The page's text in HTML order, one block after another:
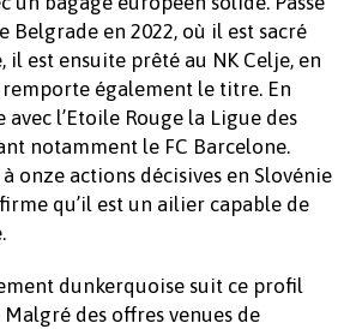
Belgrade en 2022, où il est sacré
il est ensuite prêté au NK Celje, en
également le titre. En
avec l’Etoile Rouge la Ligue des
notamment le FC Barcelone.
onze actions décisives en Slovénie
qu’il est un ailier capable de
dunkerquoise suit ce profil
des offres venues de